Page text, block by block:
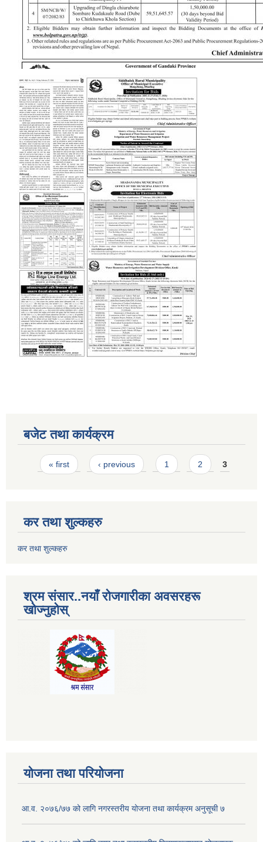
बजेट तथा कार्यक्रम
Pages
« first ‹ previous 1 2 3
कर तथा शुल्कहरु
कर तथा शुल्कहरु
श्रम संसार..नयाँ रोजगारीका अवसरहरू
खोज्नुहोस्
योजना तथा परियोजना
आ.व. २०७६/७७ को लागि नगरस्तरीय योजना तथा कार्यक्रम अनुसूची ७